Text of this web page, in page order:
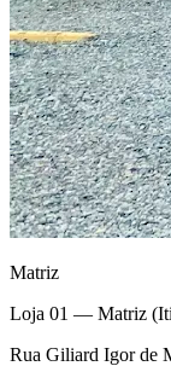
Matriz
Loja 01 — Matriz
Rua Giliard Igor